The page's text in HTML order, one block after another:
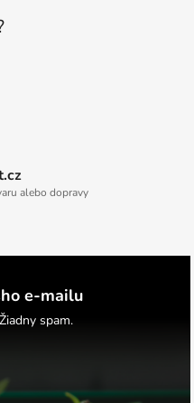
alebo dopravy
e-mailu
spam.